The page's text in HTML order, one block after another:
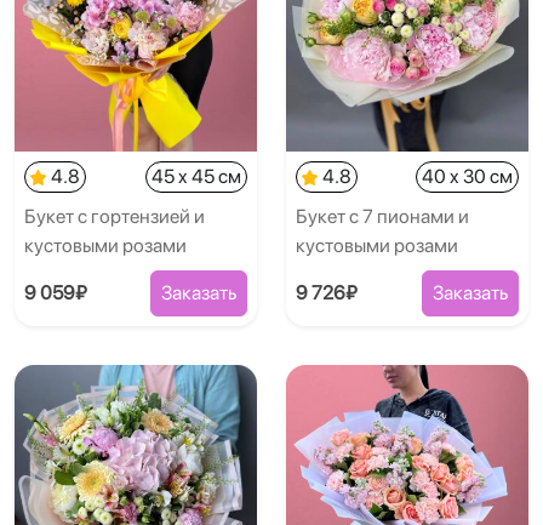
4.8
45 x 45 см
Букет с гортензией и
кустовыми розами
9 059₽ Заказать
4.8
40 x 30 см
Букет с 7 пионами и
кустовыми розами
9 726₽ Заказать